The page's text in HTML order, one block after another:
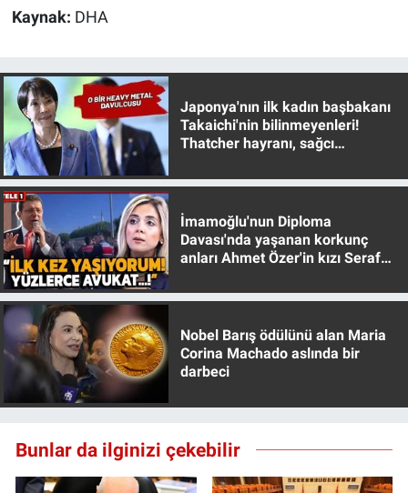
Kaynak: DHA
Japonya'nın ilk kadın başbakanı
Takaichi'nin bilinmeyenleri!
Thatcher hayranı, sağcı
İmamoğlu'nun Diploma
Davası'nda yaşanan korkunç
anları Ahmet Özer'in kızı Seraf
Nobel Barış ödülünü alan Maria
Corina Machado aslında bir
darbeci
Bunlar da ilginizi çekebilir